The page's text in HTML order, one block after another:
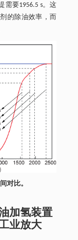
需要1956.5 s。这
的除油效率，而
对比。
加氢装置
业放大